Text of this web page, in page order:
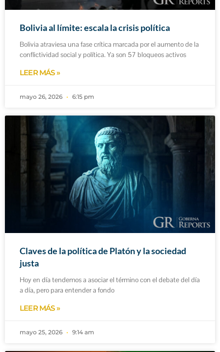
Bolivia al límite: escala la crisis política
Bolivia atraviesa una fase crítica marcada por el aumento de la
conflictividad social y política. Ya son 57 bloqueos activos
LEER MÁS »
mayo 26, 2026 6:15 pm
Claves de la política de Platón y la sociedad
justa
Hoy en día tendemos a asociar el término con el debate del día
a día, pero para entender a fondo
LEER MÁS »
mayo 25, 2026 9:14 am